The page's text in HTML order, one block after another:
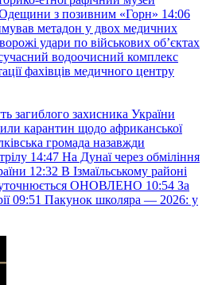
Одещини з позивним «Горн» 14:06
метадон у двох медичних
удари по військових обʼєктах
водоочисний комплекс
фахівців медичного центру
загиблого захисника України
карантин щодо африканської
громада назавжди
14:47 На Дунаї через обміління
12:32 В Ізмаїльському районі
уточнюється ОНОВЛЕНО 10:54 За
09:51 Пакунок школяра — 2026: у